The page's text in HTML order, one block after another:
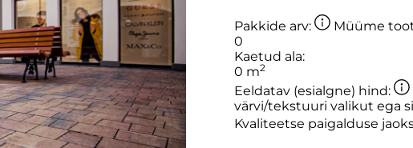
Pakkide arv:
Müüme
0
Kaetud ala:
0 m2
Eeldatav (esialgne) hind:
värvi/tekstuuri valikut ega
Kvaliteetse paigalduse